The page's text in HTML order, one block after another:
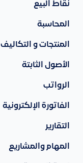
نقاط البيع
المحاسبة
المنتجات و التكاليف
الأصول الثابتة
الرواتب
الفاتورة الإلكترونية
التقارير
المهام والمشاريع